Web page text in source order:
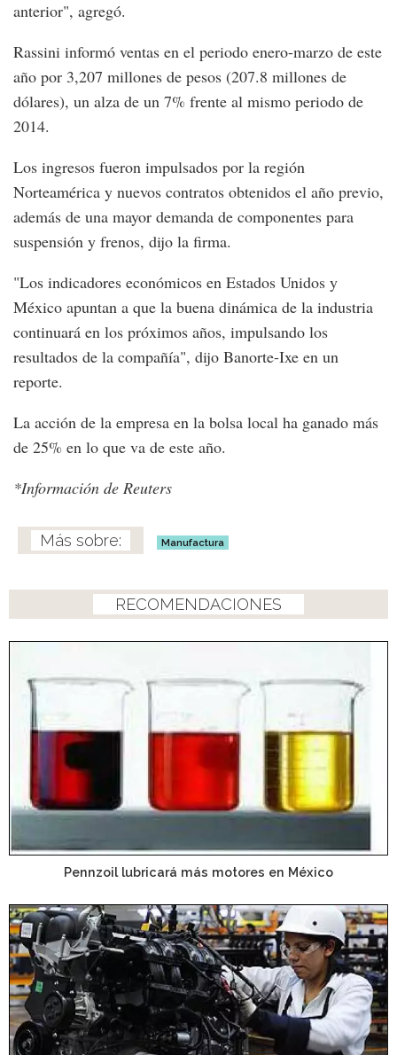
anterior", agregó.
Rassini informó ventas en el periodo enero-marzo de este
año por 3,207 millones de pesos (207.8 millones de
dólares), un alza de un 7% frente al mismo periodo de
2014.
Los ingresos fueron impulsados por la región
Norteamérica y nuevos contratos obtenidos el año previo,
además de una mayor demanda de componentes para
suspensión y frenos, dijo la firma.
"Los indicadores económicos en Estados Unidos y
México apuntan a que la buena dinámica de la industria
continuará en los próximos años, impulsando los
resultados de la compañía", dijo Banorte-Ixe en un
reporte.
La acción de la empresa en la bolsa local ha ganado más
de 25% en lo que va de este año.
*Información de Reuters
Manufactura
RECOMENDACIONES
Pennzoil lubricará más motores en México